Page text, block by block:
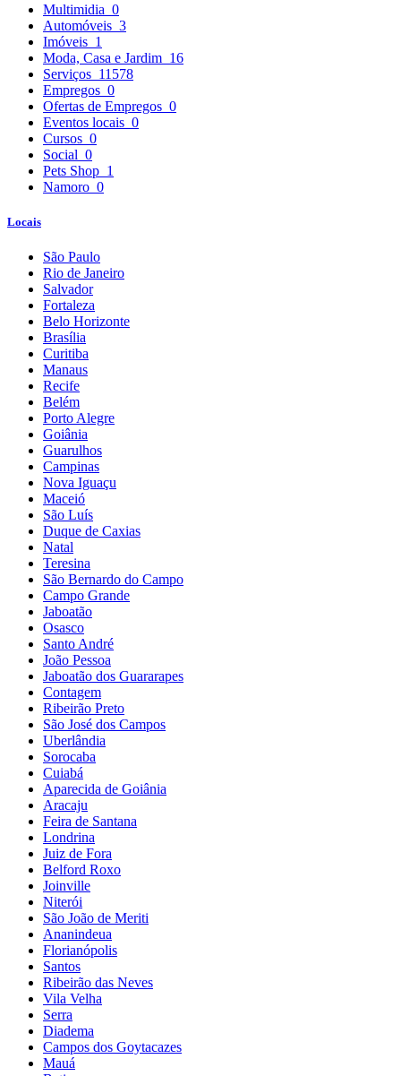
Multimidia 0
Automóveis 3
Imóveis 1
Moda, Casa e Jardim 16
Serviços 11578
Empregos 0
Ofertas de Empregos 0
Eventos locais 0
Cursos 0
Social 0
Pets Shop 1
Namoro 0
Locais
São Paulo
Rio de Janeiro
Salvador
Fortaleza
Belo Horizonte
Brasília
Curitiba
Manaus
Recife
Belém
Porto Alegre
Goiânia
Guarulhos
Campinas
Nova Iguaçu
Maceió
São Luís
Duque de Caxias
Natal
Teresina
São Bernardo do Campo
Campo Grande
Jaboatão
Osasco
Santo André
João Pessoa
Jaboatão dos Guararapes
Contagem
Ribeirão Preto
São José dos Campos
Uberlândia
Sorocaba
Cuiabá
Aparecida de Goiânia
Aracaju
Feira de Santana
Londrina
Juiz de Fora
Belford Roxo
Joinville
Niterói
São João de Meriti
Ananindeua
Florianópolis
Santos
Ribeirão das Neves
Vila Velha
Serra
Diadema
Campos dos Goytacazes
Mauá